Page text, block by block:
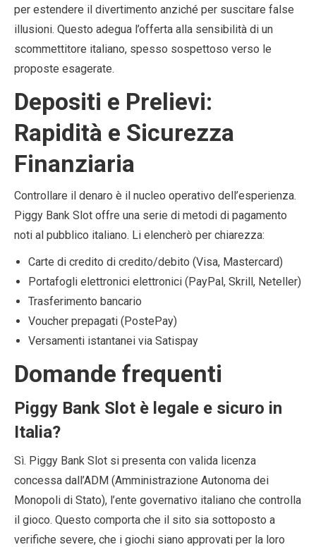
per estendere il divertimento anziché per suscitare false
illusioni. Questo adegua l’offerta alla sensibilità di un
scommettitore italiano, spesso sospettoso verso le
proposte esagerate.
Depositi e Prelievi:
Rapidità e Sicurezza
Finanziaria
Controllare il denaro è il nucleo operativo dell’esperienza.
Piggy Bank Slot offre una serie di metodi di pagamento
noti al pubblico italiano. Li elencherò per chiarezza:
Carte di credito di credito/debito (Visa, Mastercard)
Portafogli elettronici elettronici (PayPal, Skrill, Neteller)
Trasferimento bancario
Voucher prepagati (PostePay)
Versamenti istantanei via Satispay
Domande frequenti
Piggy Bank Slot è legale e sicuro in
Italia?
Sì. Piggy Bank Slot si presenta con valida licenza
concessa dall’ADM (Amministrazione Autonoma dei
Monopoli di Stato), l’ente governativo italiano che controlla
il gioco. Questo comporta che il sito sia sottoposto a
verifiche severe, che i giochi siano approvati per la loro